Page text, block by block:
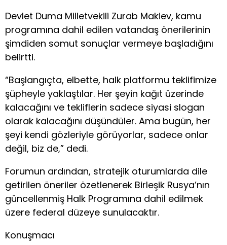
Devlet Duma Milletvekili Zurab Makiev, kamu
programına dahil edilen vatandaş önerilerinin
şimdiden somut sonuçlar vermeye başladığını
belirtti.
“Başlangıçta, elbette, halk platformu teklifimize
şüpheyle yaklaştılar. Her şeyin kağıt üzerinde
kalacağını ve tekliflerin sadece siyasi slogan
olarak kalacağını düşündüler. Ama bugün, her
şeyi kendi gözleriyle görüyorlar, sadece onlar
değil, biz de,” dedi.
Forumun ardından, stratejik oturumlarda dile
getirilen öneriler özetlenerek Birleşik Rusya’nın
güncellenmiş Halk Programına dahil edilmek
üzere federal düzeye sunulacaktır.
Konuşmacı